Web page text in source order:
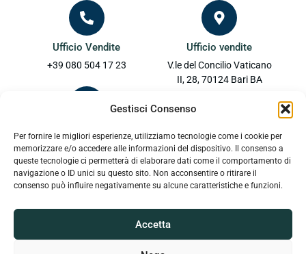
Gestisci Consenso
Per fornire le migliori esperienze, utilizziamo tecnologie come i cookie per
memorizzare e/o accedere alle informazioni del dispositivo. Il consenso a
queste tecnologie ci permetterà di elaborare dati come il comportamento di
navigazione o ID unici su questo sito. Non acconsentire o ritirare il
consenso può influire negativamente su alcune caratteristiche e funzioni.
Accetta
Ufficio Vendite
+39 080 504 17 23
Ufficio Vendite
+39 389 796 90 44
info@revalens.it
Ufficio vendite
V.le del Concilio Vaticano
II, 28, 70124 Bari BA
Via Nicolò Putignani, 50,